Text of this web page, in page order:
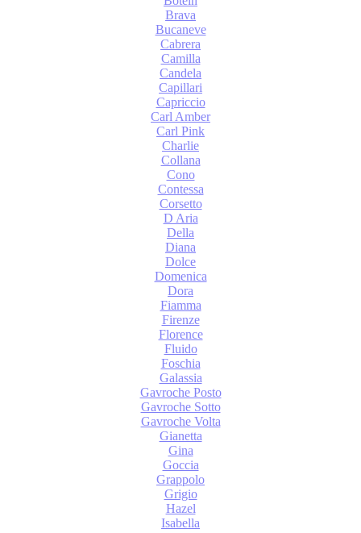
Brava
Bucaneve
Cabrera
Camilla
Candela
Capillari
Capriccio
Carl Amber
Carl Pink
Charlie
Collana
Cono
Contessa
Corsetto
D Aria
Della
Diana
Dolce
Domenica
Dora
Fiamma
Firenze
Florence
Fluido
Foschia
Galassia
Gavroche Posto
Gavroche Sotto
Gavroche Volta
Gianetta
Gina
Goccia
Grappolo
Grigio
Hazel
Isabella